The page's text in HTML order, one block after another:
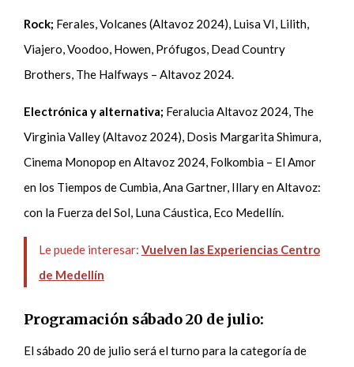
Rock; Ferales, Volcanes (Altavoz 2024), Luisa VI, Lilith,
Viajero, Voodoo, Howen, Prófugos, Dead Country
Brothers, The Halfways – Altavoz 2024.
Electrónica y alternativa; Feralucia Altavoz 2024, The
Virginia Valley (Altavoz 2024), Dosis Margarita Shimura,
Cinema Monopop en Altavoz 2024, Folkombia – El Amor
en los Tiempos de Cumbia, Ana Gartner, Illary en Altavoz:
con la Fuerza del Sol, Luna Cáustica, Eco Medellín.
Le puede interesar: Vuelven las Experiencias Centro
de Medellín
Programación sábado 20 de julio:
El sábado 20 de julio será el turno para la categoría de